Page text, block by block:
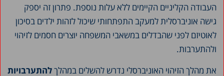
העבודה הקליניים הקיימים ללא עלות נוספת. פתרון זה יספק
גישה אוניברסלית למעקב התפתחותי שיכול לזהות ילדים בסיכון
לאוטיזם לפני שהבדלים במשאבי המשפחה יוצרים חסמים לזיהוי
ולהתערבות.
את מהלך הזיהוי האוניברסלי נדרש להשלים במהלךלהתערבויות